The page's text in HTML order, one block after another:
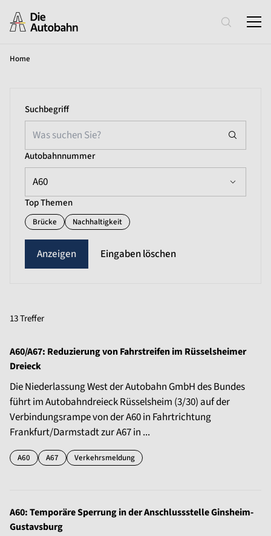
Home
Suchbegriff
Autobahnnummer
A60
Top Themen
Brücke Nachhaltigkeit
Eingaben löschen
13 Treffer
A60/A67: Reduzierung von Fahrstreifen im Rüsselsheimer
Dreieck
Die Niederlassung West der Autobahn GmbH des Bundes
führt im Autobahndreieck Rüsselsheim (3/30) auf der
Verbindungsrampe von der A60 in Fahrtrichtung
Frankfurt/Darmstadt zur A67 in ...
A60 A67 Verkehrsmeldung
A60: Temporäre Sperrung in der Anschlussstelle Ginsheim-
Gustavsburg